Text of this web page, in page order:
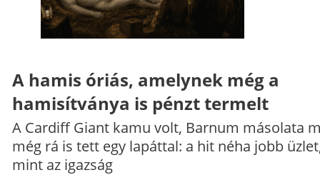
A hamis óriás, amelynek még a
hamisítványa is pénzt termelt
A Cardiff Giant kamu volt, Barnum másolata
még rá is tett egy lapáttal: a hit néha jobb
mint az igazság